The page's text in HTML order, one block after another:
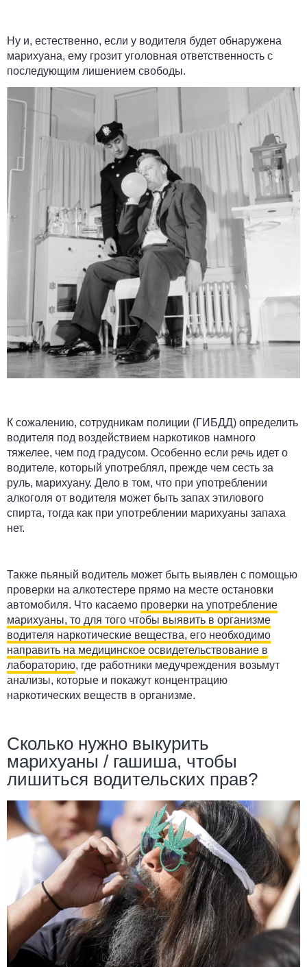
Ну и, естественно, если у водителя будет обнаружена
марихуана, ему грозит уголовная ответственность с
последующим лишением свободы.
К сожалению, сотрудникам полиции (ГИБДД) определить
водителя под воздействием наркотиков намного
тяжелее, чем под градусом. Особенно если речь идет о
водителе, который употреблял, прежде чем сесть за
руль, марихуану. Дело в том, что при употреблении
алкоголя от водителя может быть запах этилового
спирта, тогда как при употреблении марихуаны запаха
нет.
Также пьяный водитель может быть выявлен с помощью
проверки на алкотестере прямо на месте остановки
автомобиля. Что касаемо проверки на употребление
марихуаны, то для того чтобы выявить в организме
водителя наркотические вещества, его необходимо
направить на медицинское освидетельствование в
лабораторию, где работники медучреждения возьмут
анализы, которые и покажут концентрацию
наркотических веществ в организме.
Сколько нужно выкурить
марихуаны / гашиша, чтобы
лишиться водительских прав?